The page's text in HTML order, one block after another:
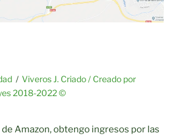
Viveros J. Criado / Creado por
2018-2022 ©
Amazon, obtengo ingresos por las